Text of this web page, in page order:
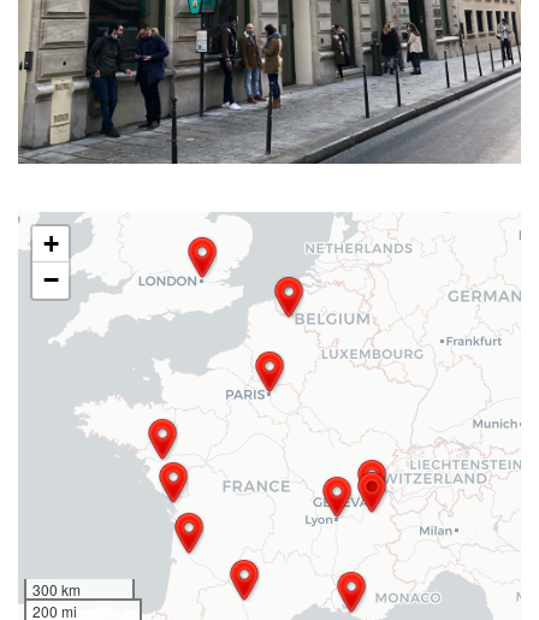
+
−
300 km
200 mi